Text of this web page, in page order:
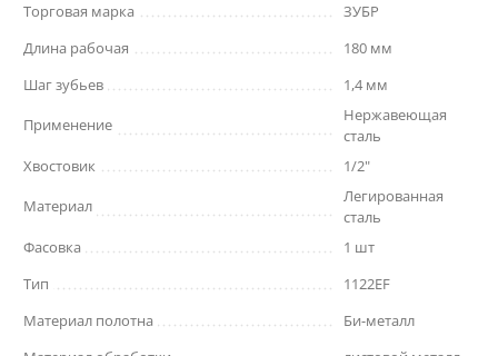
Торговая марка
ЗУБР
Длина рабочая
180 мм
Шаг зубьев
1,4 мм
Применение
Нержавеющая
сталь
Хвостовик
1/2"
Материал
Легированная
сталь
Фасовка
1 шт
Тип
1122EF
Материал полотна
Би-металл